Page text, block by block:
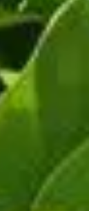
un
dipladénia.
la terre
arrosage
permettront